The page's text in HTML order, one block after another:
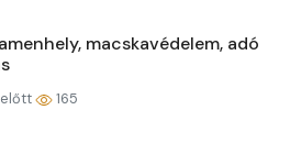
macskavédelem, adó
165